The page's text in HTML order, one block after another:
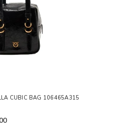
CUBIC BAG 106465A315